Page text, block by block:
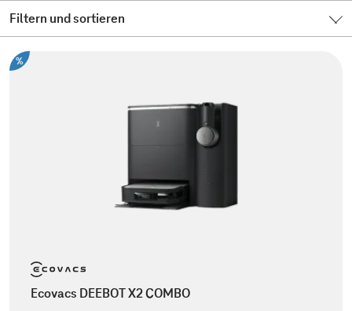
Filtern und sortieren
%
Ecovacs DEEBOT X2 COMBO